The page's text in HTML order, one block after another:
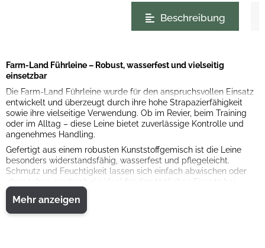
Beschreibung
Farm-Land Führleine – Robust, wasserfest und vielseitig
einsetzbar
Die Farm-Land Führleine wurde für den anspruchsvollen Einsatz
entwickelt und überzeugt durch ihre hohe Strapazierfähigkeit
sowie ihre vielseitige Verwendung. Ob im Revier, beim Training
oder im Alltag – diese Leine bietet zuverlässige Kontrolle und
angenehmes Handling.
Gefertigt aus einem robusten Kunststoffgemisch ist die Leine
besonders widerstandsfähig, wasserfest und pflegeleicht.
Schmutz und Feuchtigkeit lassen sich einfach abwischen oder
abwaschen, wodurch sie ideal für den täglichen Einsatz bei
jedem Wetter geeignet ist.
Die Leine kann flexibel als klassische Führleine mit Handschlaufe
Mehr anzeigen